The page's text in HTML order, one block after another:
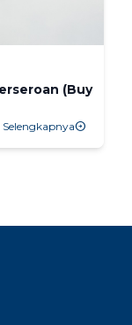
(Buy
Selengkapnyaarrow_circle_right